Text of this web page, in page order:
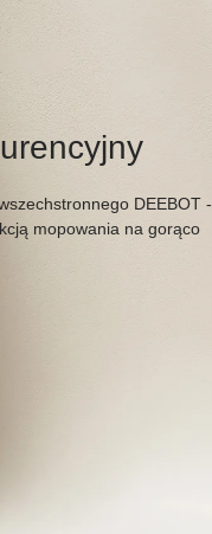
DEEBOT -
mopowania na gorąco